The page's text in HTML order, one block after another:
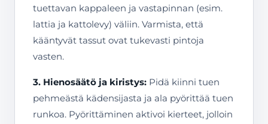
tuettavan kappaleen ja vastapinnan (esim.
lattia ja kattolevy) väliin. Varmista, että
kääntyvät tassut ovat tukevasti pintoja
vasten.
3. Hienosäätö ja kiristys: Pidä kiinni tuen
pehmeästä kädensijasta ja ala pyörittää tuen
runkoa. Pyörittäminen aktivoi kierteet, jolloin